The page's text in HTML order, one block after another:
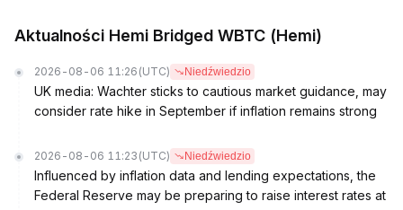
Aktualności Hemi Bridged WBTC (Hemi)
2026-08-06 11:26 (UTC) Niedźwiedzio
UK media: Wachter sticks to cautious market guidance, may
consider rate hike in September if inflation remains strong
2026-08-06 11:23 (UTC) Niedźwiedzio
Influenced by inflation data and lending expectations, the
Federal Reserve may be preparing to raise interest rates at